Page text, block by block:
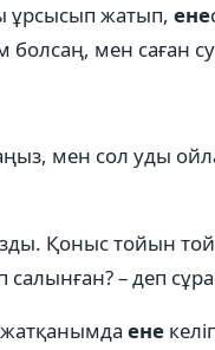
ұрсысып жатып, ене
болсаң, мен саған
мен сол уды
Қоныс тойын
салынған? – деп
ене